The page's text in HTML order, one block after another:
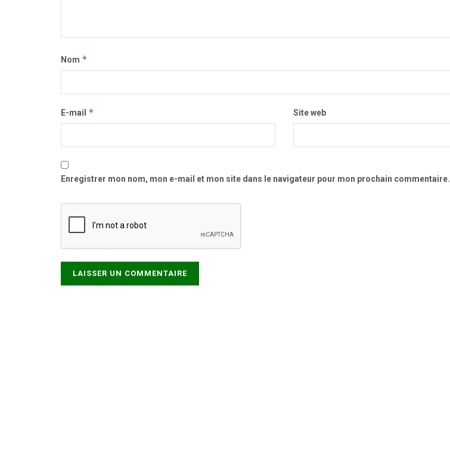
Nom *
E-mail * Site web
Enregistrer mon nom, mon e-mail et mon site dans le navigateur pour mon prochain commentaire.